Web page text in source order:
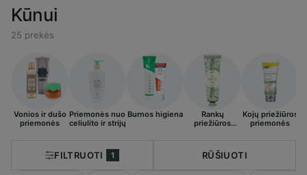
Kūnui
25 prekės
Vonios ir dušo
priemonės
Priemonės nuo
celiulito ir strijų
Burnos higiena
Rankų
priežiūros
Kojų priežiūros
priemonės
FILTRUOTI 1 RŪŠIUOTI